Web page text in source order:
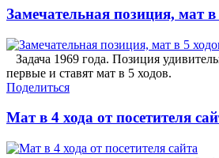
Замечательная позиция, мат в
Задача 1969 года. Позиция
первые и ставят мат в 5 ходов.
Поделиться
Мат в 4 хода от посетителя